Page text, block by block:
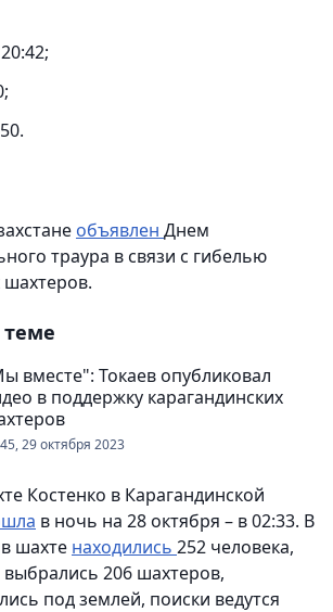
объявлен Днем
траура в связи с гибелью
шахтеров.
вместе": Токаев опубликовал
в поддержку карагандинских
29 октября 2023
Костенко в Карагандинской
в ночь на 28 октября – в 02:33. В
шахте находились 252 человека,
206 шахтеров,
под землей, поиски ведутся